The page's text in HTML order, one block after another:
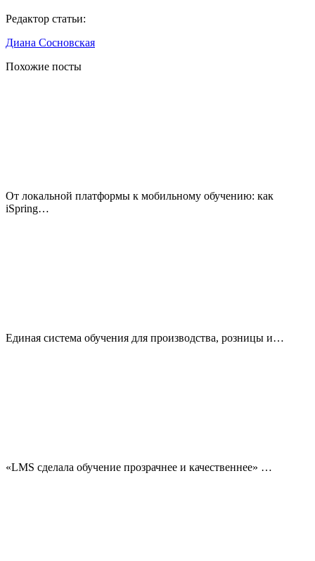
Редактор статьи:
Диана Сосновская
Похожие посты
От локальной платформы к мобильному обучению: как
iSpring…
Единая система обучения для производства, розницы и…
«LMS сделала обучение прозрачнее и качественнее» …